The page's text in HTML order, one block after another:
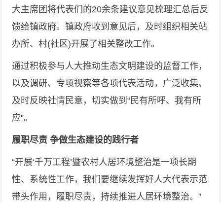
大主席团将代表们的20余条建议意见梳理汇总后反
馈给镇政府。镇政府收到意见后，及时组织相关站
办所、村(社区)开展了相关整改工作。
通过积极参与人大推动生态文明建设的监督工作，
以及调研、专项视察等各项代表活动，广泛收集、
及时反映社情民意，切实做到“民有所呼、我有所
应”。
履职尽责 争做生态建设的践行者
“开展‘千万工程’暨农村人居环境整治是一项长期
性、系统性工作，我们要继续发挥好人大代表示范
带头作用，履职尽责，持续推进人居环境整治。”